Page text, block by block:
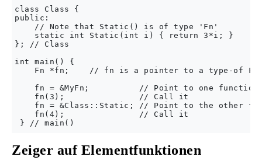
class Class {
public:
    // Note that Static() is of type 'Fn'
    static int Static(int i) { return 3*i; }
}; // Class
int main() {
    Fn *fn;    // fn is a pointer to a type-of Fn
    fn = &MyFn;          // Point to one function
    fn(3);               // Call it
fn = &Class::Static; // Point to the other
    fn(4);               // Call it
Zeiger auf Elementfunktionen